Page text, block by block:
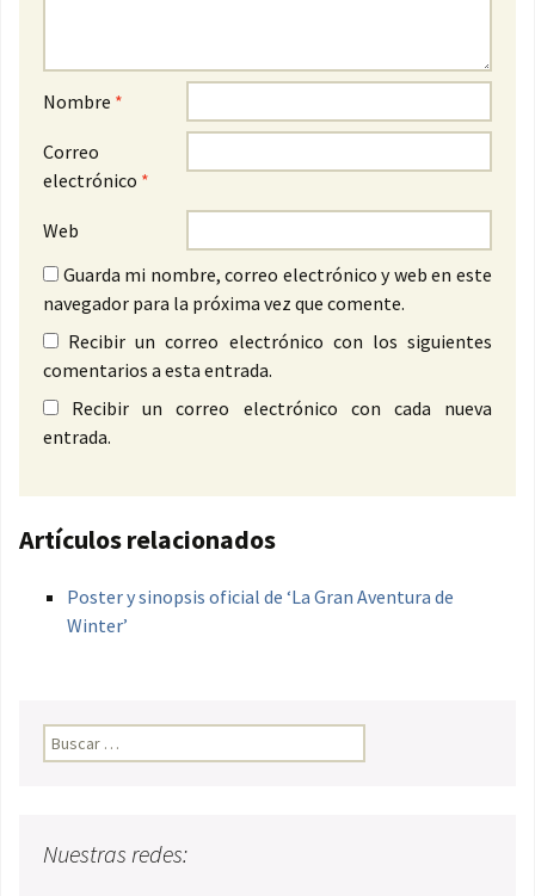
Nombre *
Correo
electrónico *
Web
Guarda mi nombre, correo electrónico y web en este
navegador para la próxima vez que comente.
Recibir un correo electrónico con los siguientes
comentarios a esta entrada.
Recibir un correo electrónico con cada nueva
entrada.
Artículos relacionados
Poster y sinopsis oficial de ‘La Gran Aventura de
Winter’
Buscar:
Nuestras redes: